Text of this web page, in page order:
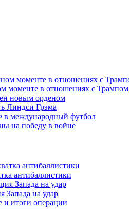
моменте в отношениях с Трампом
новым орденом
Линдси Грэма
международный футбол
на победу в войне
антибаллистики
Запада на удар